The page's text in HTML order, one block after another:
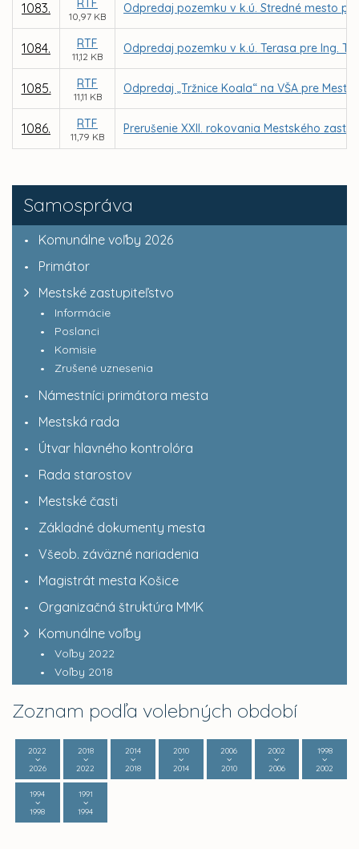
Samospráva
Komunálne voľby 2026
Primátor
Mestské zastupiteľstvo
Informácie
Poslanci
Komisie
Zrušené uznesenia
Námestníci primátora mesta
Mestská rada
Útvar hlavného kontrolóra
Rada starostov
Mestské časti
Základné dokumenty mesta
Všeob. záväzné nariadenia
Magistrát mesta Košice
Organizačná štruktúra MMK
Komunálne voľby
Voľby 2022
Voľby 2018
Zoznam podľa volebných období
2022
2026
2018
2022
2014
2018
2010
2014
2006
2010
2002
2006
1998
2002
1994
1998
1991
1994
1083. RTF
10,97 KB
Odpredaj pozemku v k.ú. Stredné mesto
1084. RTF
11,12 KB
Odpredaj pozemku v k.ú. Terasa pre Ing.
1085. RTF
11,11 KB
Odpredaj „Tržnice Koala“ na VŠA pre
1086. RTF
11,79 KB
Prerušenie XXII. rokovania Mestského